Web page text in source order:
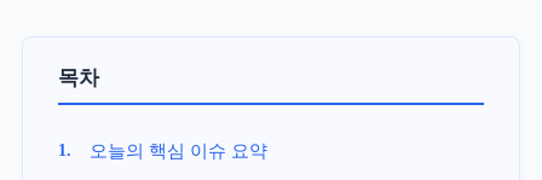
목차
오늘의 핵심 이슈 요약